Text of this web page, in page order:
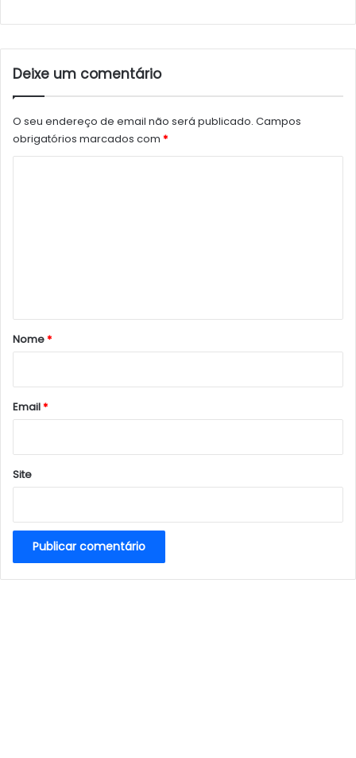
Deixe um comentário
O seu endereço de email não será publicado. Campos
obrigatórios marcados com *
r
*
Nome*
Email*
Site